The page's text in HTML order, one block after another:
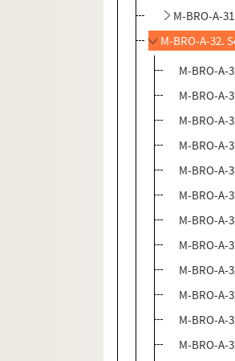
M-BRO-A-
M-BRO-A-32.
M-BRO-A-
M-BRO-A-
M-BRO-A-
M-BRO-A-
M-BRO-A-
M-BRO-
M-BRO-A-
M-BRO-A-
M-BRO-A-
M-BRO-A-
M-BRO-A-
M-BRO-A-